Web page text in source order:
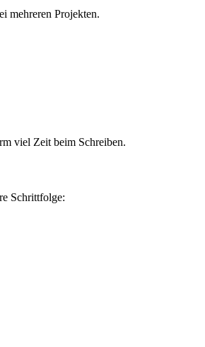
mehreren Projekten.
viel Zeit beim Schreiben.
Schrittfolge: